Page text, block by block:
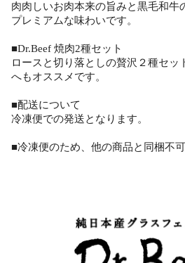
肉肉しいお肉本来の旨みと黒毛和牛
プレミアムな味わいです。
■Dr.Beef 焼肉2種セット
ロースと切り落としの贅沢２種セッ
へもオススメです。
■配送について
冷凍便での発送となります。
■冷凍便のため、他の商品と同梱不可